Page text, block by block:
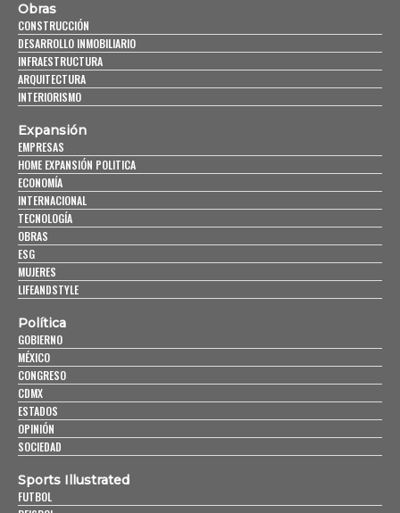
Obras
CONSTRUCCIÓN
DESARROLLO INMOBILIARIO
INFRAESTRUCTURA
ARQUITECTURA
INTERIORISMO
Expansión
EMPRESAS
HOME EXPANSIÓN POLITICA
ECONOMÍA
INTERNACIONAL
TECNOLOGÍA
OBRAS
ESG
MUJERES
LIFEANDSTYLE
Política
GOBIERNO
MÉXICO
CONGRESO
CDMX
ESTADOS
OPINIÓN
SOCIEDAD
Sports Illustrated
FUTBOL